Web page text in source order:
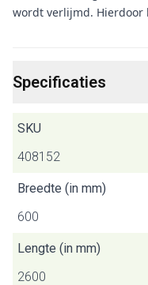
wordt verlijmd. Hierdoor
Specificaties
SKU
408152
Breedte (in mm)
600
Lengte (in mm)
2600